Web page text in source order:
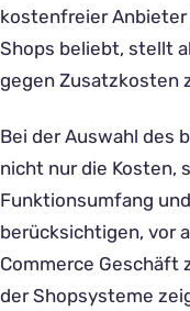
kostenfreier
Shops beliebt, stellt
gegen Zusatzkosten
Bei der Auswahl des
nicht nur die Kosten,
Funktionsumfang
berücksichtigen, vor
Commerce Geschäft
der Shopsysteme